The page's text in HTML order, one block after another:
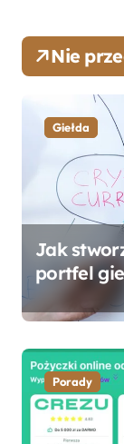
Nie
Giełda
Jak
portfel
Porady